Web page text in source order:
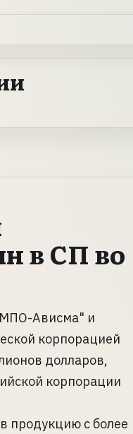
в СП во
Ависма" и
корпорацией
долларов,
корпорации
продукцию с более